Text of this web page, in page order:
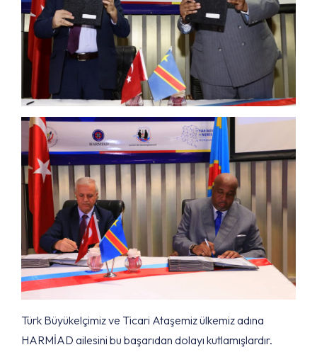
Türk Büyükelçimiz ve Ticari Ataşemiz ülkemiz adına
HARMİAD ailesini bu başarıdan dolayı kutlamışlardır.